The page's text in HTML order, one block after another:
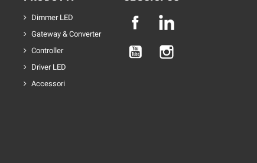
Dimmer LED
Gateway & Converter
Controller
Driver LED
Accessori
Facebook
YouTube